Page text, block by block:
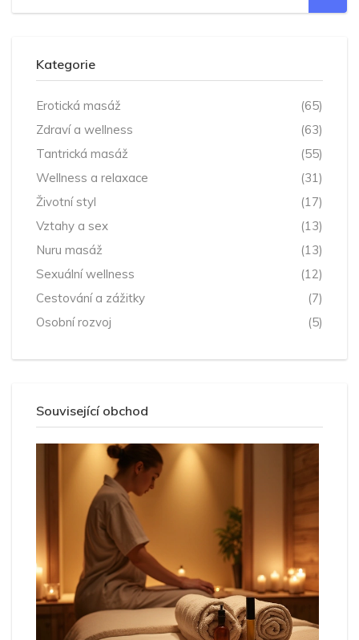
Kategorie
Erotická masáž
(65)
Zdraví a wellness
(63)
Tantrická masáž
(55)
Wellness a relaxace
(31)
Životní styl
(17)
Vztahy a sex
(13)
Nuru masáž
(13)
Sexuální wellness
(12)
Cestování a zážitky
(7)
Osobní rozvoj
(5)
Související obchod